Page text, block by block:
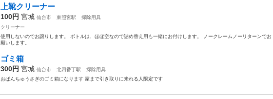
上靴クリーナー
100円 宮城 仙台市 東照宮駅
掃除用具
クリーナー
使用しないのでお譲りします。 ボトルは、ほぼ空なので詰め替え用も一緒にお付けします。 ノークレームノーリターンでお
願いします。
ゴミ箱
300円 宮城 仙台市 北四番丁駅
掃除用具
おぱんちゅうさぎのゴミ箱になります 家まで引き取りに来れる人限定です